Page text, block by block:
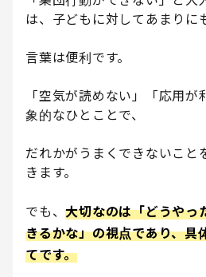
は、子どもに対してあまりに
言葉は便利です。
「空気が読めない」「応用
象的なひとことで、
だれかがうまくできないこと
きます。
でも、大切なのは「どうやっ
きるかな」の視点であり、具
てです。